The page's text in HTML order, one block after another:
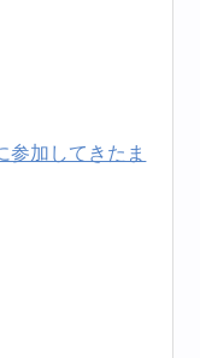
参加してきたま